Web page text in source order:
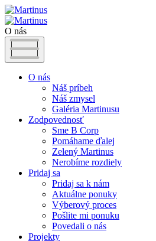
O nás
O nás
Náš príbeh
Náš zmysel
Galéria Martinusu
Zodpovednosť
Sme B Corp
Pomáhame ďalej
Zelený Martinus
Nerobíme rozdiely
Pridaj sa
Pridaj sa k nám
Aktuálne ponuky
Výberový proces
Pošlite mi ponuku
Povedali o nás
Projekty